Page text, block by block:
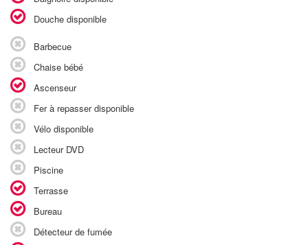
Douche disponible
Barbecue
Chaise bébé
Ascenseur
Fer à repasser disponible
Vélo disponible
Lecteur DVD
Piscine
Terrasse
Bureau
Détecteur de fumée